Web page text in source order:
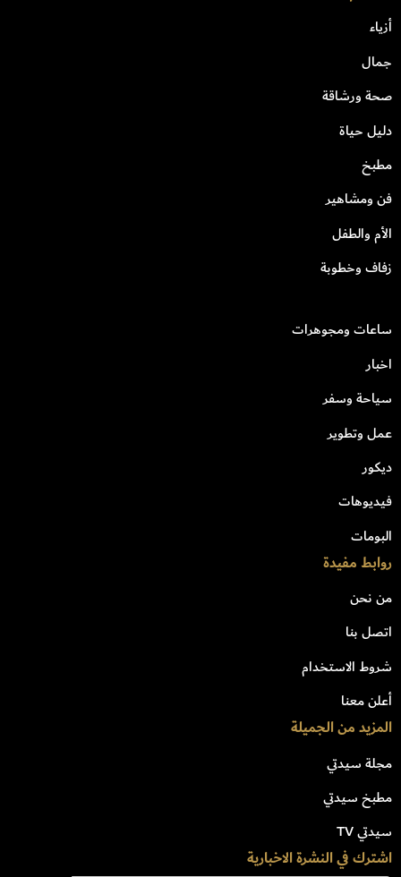
أزياء
جمال
صحة ورشاقة
دليل حياة
مطبخ
فن ومشاهير
الأم والطفل
زفاف وخطوبة
ساعات ومجوهرات
اخبار
سياحة وسفر
عمل وتطوير
ديكور
فيديوهات
البومات
روابط مفيدة
من نحن
اتصل بنا
شروط الاستخدام
أعلن معنا
المزيد من الجميلة
مجلة سيدتي
مطبخ سيدتي
سيدتي TV
اشترك في النشرة الاخبارية